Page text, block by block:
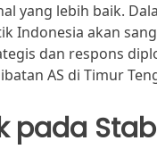
yang lebih baik.
Indonesia akan
dan respons
AS di Timur
pada